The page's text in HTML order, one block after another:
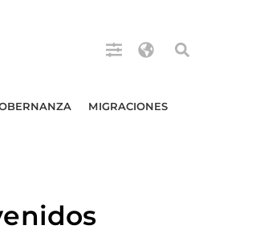
MIGRACIONES